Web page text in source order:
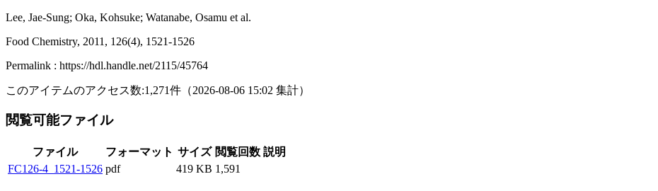
Lee, Jae-Sung; Oka, Kohsuke; Watanabe, Osamu et al.
Food Chemistry, 2011, 126(4), 1521-1526
Permalink : https://hdl.handle.net/2115/45764
このアイテムのアクセス数:1,271件 （2026-08-06 15:02 集計）
閲覧可能ファイル
ファイル フォーマット サイズ 閲覧回数 説明
FC126-4_1521-1526 pdf 419 KB 1,591